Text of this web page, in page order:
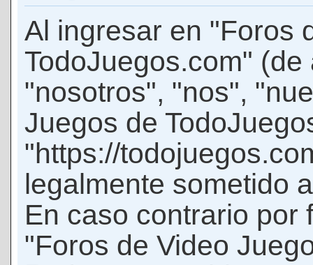
Al ingresar en "Foros
TodoJuegos.com"
"nosotros", "nos",
Juegos de
"https://
legalmente sometido
En caso contrario por
"Foros de Video